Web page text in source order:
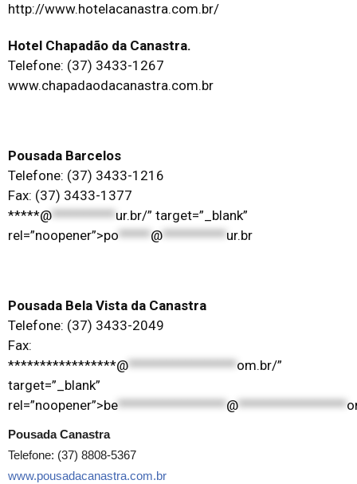
http://www.hotelacanastra.com.br/
Hotel Chapadão da Canastra.
Telefone: (37) 3433-1267
www.chapadaodacanastra.com.br
Pousada Barcelos
Telefone: (37) 3433-1216
Fax: (37) 3433-1377
*****@**********ur.br/” target=”_blank”
rel=”noopener”>po*****@**********ur.br
Pousada Bela Vista da Canastra
Telefone: (37) 3433-2049
Fax:
*****************@*****************om.br/”
target=”_blank”
rel=”noopener”>be*****************@*****************
Pousada Canastra
Telefone: (37) 8808-5367
www.pousadacanastra.com.br